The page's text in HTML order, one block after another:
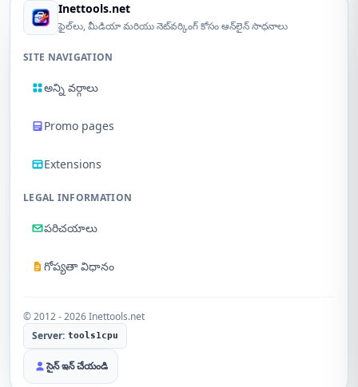
Inettools.net
ఫైల్‌లు, మీడియా మరియు నెట్‌వర్కింగ్ కోసం ఆన్‌లైన్ సాధనాలు
SITE NAVIGATION
అన్ని వర్గాలు
Promo pages
Extensions
LEGAL INFORMATION
పరిచయాలు
గోప్యతా విధానం
© 2012 - 2026 Inettools.net
Server: tools1cpu
సైన్ ఇన్ చేయండి